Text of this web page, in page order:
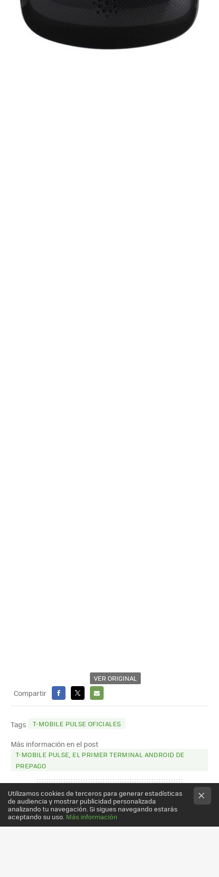
VER ORIGINAL
Compartir
FACEBOOK
X
E-
MAIL
Tags T-MOBILE PULSE OFICIALES
Más información en el post
T-MOBILE PULSE, EL PRIMER TERMINAL ANDROID DE
PREPAGO
Utilizamos cookies de terceros para generar estadísticas
de audiencia y mostrar publicidad personalizada
analizando tu navegación. Si sigues navegando estarás
aceptando su uso. Más información